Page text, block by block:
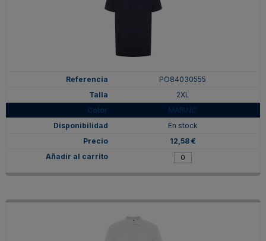
PO84030555
2XL
MARINO
En stock
12,58 €